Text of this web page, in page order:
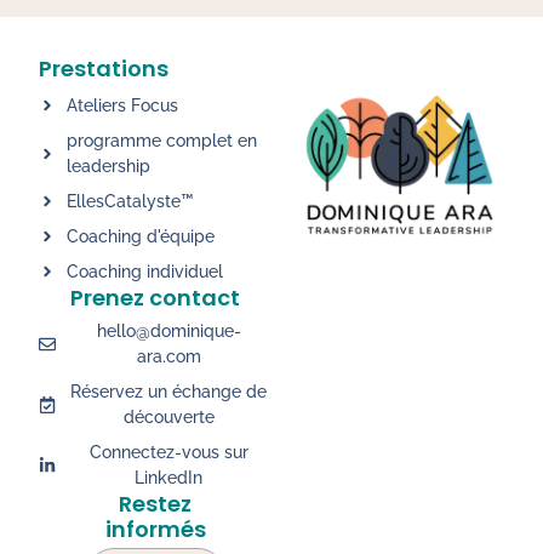
Restez
informés
Prestations
Ateliers Focus
programme complet en
leadership
EllesCatalyste™
Coaching d'équipe
Coaching individuel
Prenez contact
hello@dominique-
ara.com
Réservez un échange de
découverte
Connectez-vous sur
LinkedIn